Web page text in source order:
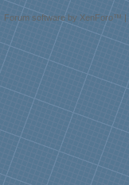
Forum software by XenForo™ |